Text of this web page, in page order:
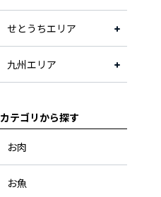
せとうちエリア
九州エリア
カテゴリから探す
お肉
お魚